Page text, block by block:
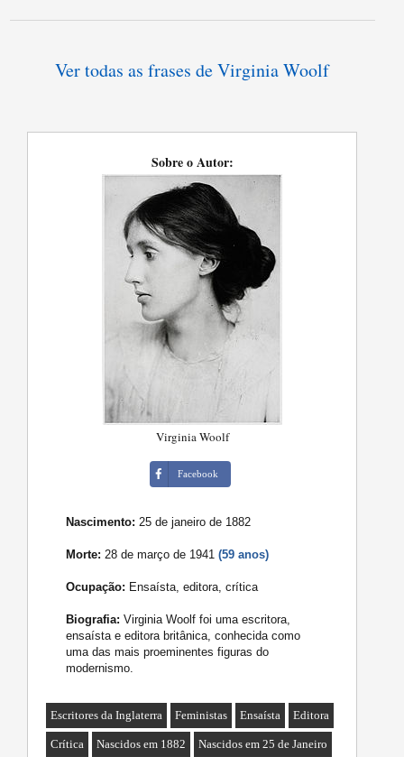
Ver todas as frases de Virginia Woolf
Sobre o Autor:
Virginia Woolf
Facebook
Nascimento: 25 de janeiro de 1882
Morte: 28 de março de 1941(59 anos)
Ocupação: Ensaísta, editora, crítica
Biografia: Virginia Woolf foi uma escritora,
ensaísta e editora britânica, conhecida como
uma das mais proeminentes figuras do
modernismo.
Escritores da Inglaterra Feministas Ensaísta Editora
Crítica Nascidos em 1882 Nascidos em 25 de Janeiro